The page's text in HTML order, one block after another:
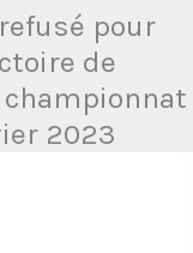
pour
de
championnat
2023